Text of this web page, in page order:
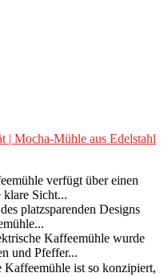
| Mocha-Mühle aus Edelstahl
verfügt über einen
klare Sicht...
platzsparenden Designs
Kaffeemühle wurde
und Pfeffer...
Kaffeemühle ist so konzipiert,